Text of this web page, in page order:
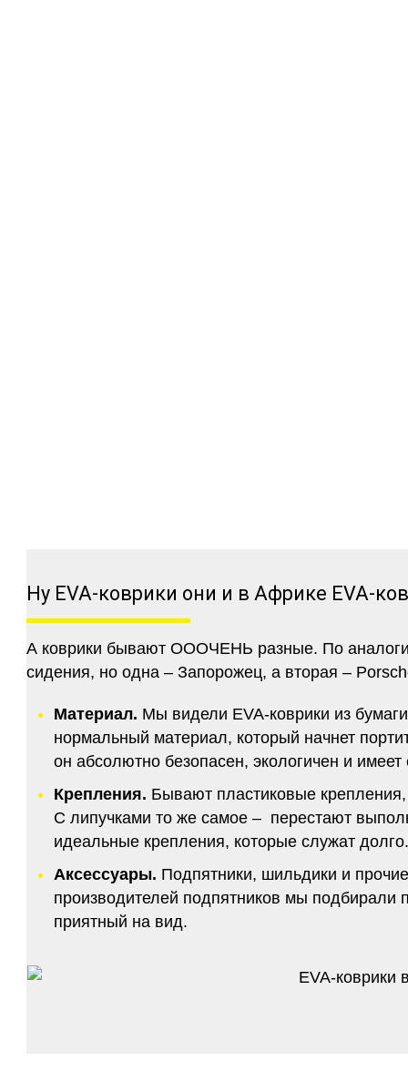
Ну EVA-коврики они и в Африке EVA-
А коврики бывают ОООЧЕНЬ разные. По
сидения, но одна – Запорожец, а вторая –
Материал. Мы видели EVA-коврики из
нормальный материал, который начнет
он абсолютно безопасен, экологичен и
Крепления. Бывают пластиковые
С липучками то же самое – перестают
идеальные крепления, которые служат
Аксессуары. Подпятники, шильдики и
производителей подпятников мы подбирали
приятный на вид.